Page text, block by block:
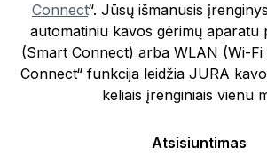
Connect“. Jūsų išmanusis
automatiniu kavos gėrimų aparatu
(Smart Connect) arba WLAN (Wi-Fi
Connect“ funkcija leidžia JURA
keliais įrenginiais vienu
Atsisiuntimas